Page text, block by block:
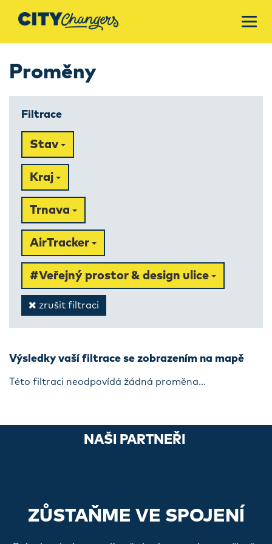
Proměny
Filtrace
Stav
Kraj
Trnava
AirTracker
#Veřejný prostor & design ulice
zrušit filtraci
Výsledky vaší filtrace se zobrazením na mapě
Této filtraci neodpovídá žádná proměna...
NAŠI PARTNEŘI
ZŮSTAŇME VE SPOJENÍ